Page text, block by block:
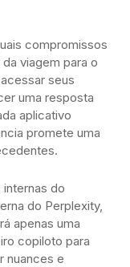
compromissos
viagem para o
seus
uma resposta
aplicativo
promete uma
do
do Perplexity,
apenas uma
copiloto para
nuances e